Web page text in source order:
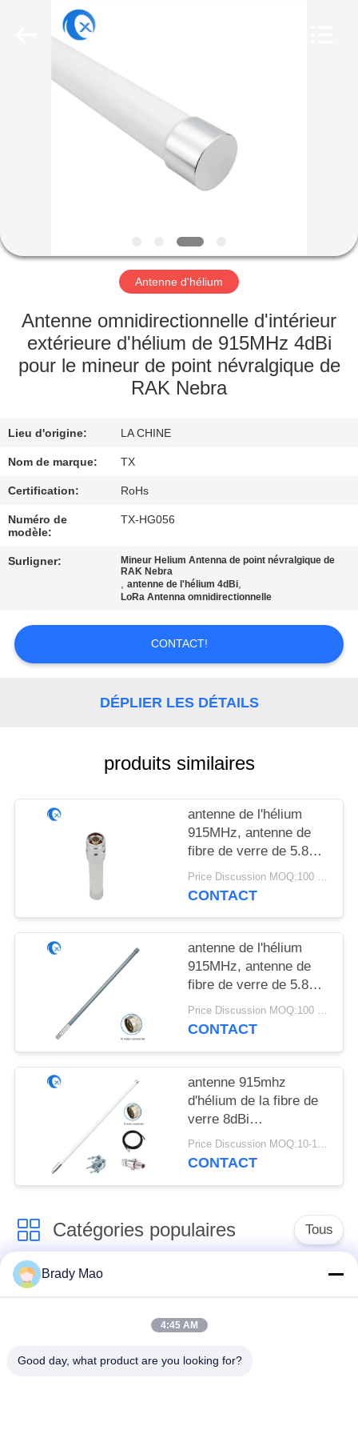
MAISON
PRODUITS
DE
NOUS
VISITE
D'USINE
QUALITÉ
CONTACTEZ-
NOUS
NOUVELLES
CAS
VR
PRIVACY
Antenne d'hélium
Antenne omnidirectionnelle d'intérieur
extérieure d'hélium de 915MHz 4dBi
pour le mineur de point névralgique de
RAK Nebra
Lieu d'origine: LA CHINE
Nom de marque: TX
Certification: RoHs
Numéro de
modèle:
TX-HG056
Surligner:
Mineur Helium Antenna de point névralgique de
RAK Nebra
,antenne de l'hélium 4dBi,
LoRa Antenna omnidirectionnelle
CONTACT!
DÉPLIER LES DÉTAILS
produits similaires
antenne de l'hélium
915MHz, antenne de
fibre de verre de 5.8dBi
Lorawan pour le
dispositif d'IOT
Price Discussion MOQ:100 pièces
CONTACT
antenne de l'hélium
915MHz, antenne de
fibre de verre de 5.8dBi
Lorawan pour le
dispositif d'IOT
Price Discussion MOQ:100 PCs
CONTACT
antenne 915mhz
d'hélium de la fibre de
verre 8dBi
omnidirectionnelle avec
le câble de 5foot
Sensecap d'hélium
Price Discussion MOQ:10-100 pièces
CONTACT
Catégories populaires Tous
Antenne d'Omni WiFi
Antenne de station de
Brady Mao
4:45 AM
Good day, what product are you looking for?